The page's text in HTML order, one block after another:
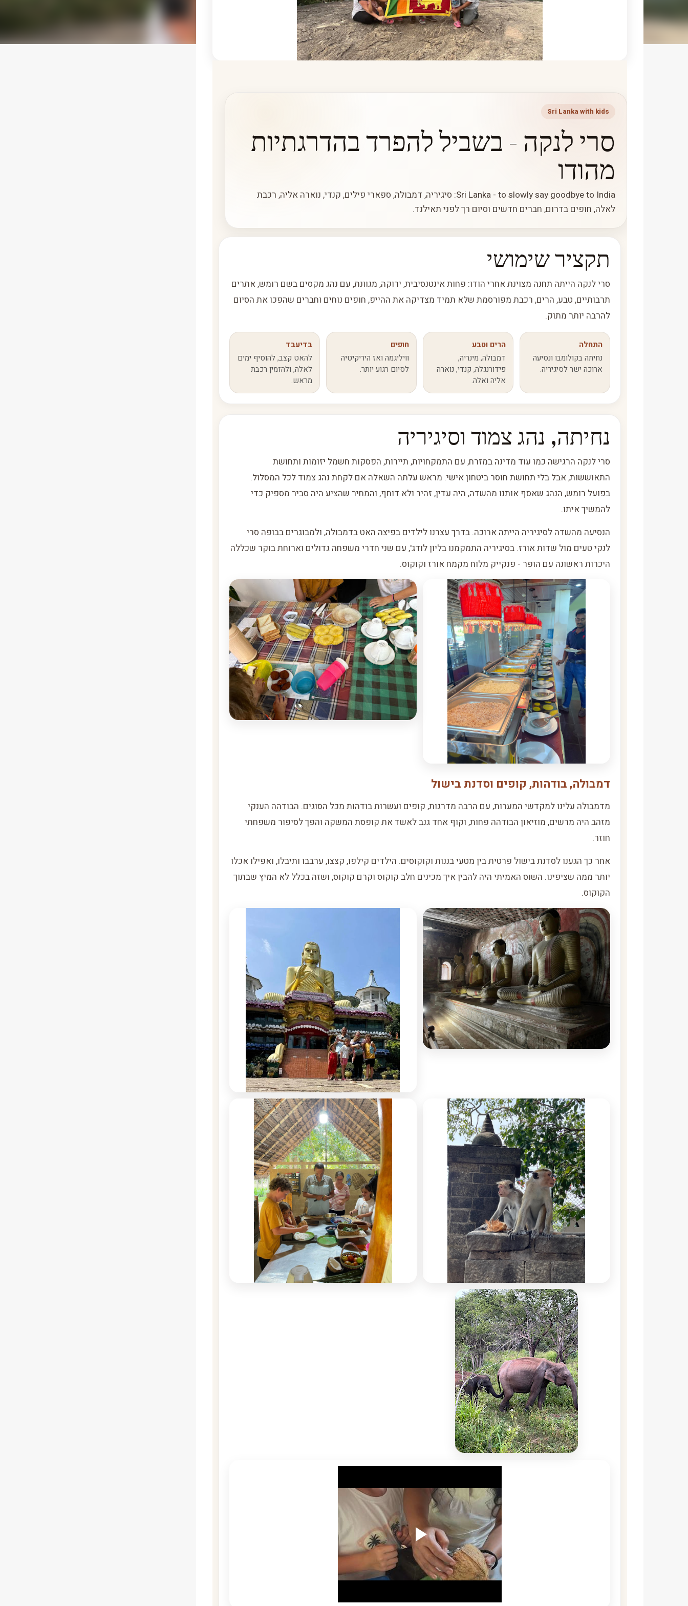
Sri Lanka with kids
סרי לנקה - בשביל להפרד בהדרגתיות
מהודו
Sri Lanka - to slowly say goodbye to India: סיגיריה, דמבולה, ספארי פילים, קנדי, נוארה אליה, רכבת
לאלה, חופים בדרום, חברים חדשים וסיום רך לפני תאילנד.
תקציר שימושי
סרי לנקה הייתה תחנה מצוינת אחרי הודו: פחות אינטנסיבית, ירוקה, מגוונת, עם נהג מקסים בשם רומש, אתרים
תרבותיים, טבע, הרים, רכבת מפורסמת שלא תמיד מצדיקה את ההייפ, חופים נוחים וחברים שהפכו את הסיום
להרבה יותר מתוק.
התחלה
נחיתה בקולומבו ונסיעה
ארוכה ישר לסיגיריה.
הרים וטבע
דמבולה, מינריה,
פידורנגלה, קנדי, נוארה
אליה ואלה.
חופים
וויליגמה ואז היריקיטיה
לסיום רגוע יותר.
בדיעבד
להאט קצב, להוסיף ימים
לאלה, ולהזמין רכבת
מראש.
נחיתה, נהג צמוד וסיגיריה
סרי לנקה הרגישה כמו עוד מדינה במזרח, עם התמקחויות, תיירות, הפסקות חשמל יזומות ותחושת
התאוששות, אבל בלי תחושת חוסר ביטחון אישי. מראש עלתה השאלה אם לקחת נהג צמוד לכל המסלול.
בפועל רומש, הנהג שאסף אותנו מהשדה, היה עדין, זהיר ולא דוחף, והמחיר שהציע היה סביר מספיק כדי
להמשיך איתו.
הנסיעה מהשדה לסיגיריה הייתה ארוכה. בדרך עצרנו לילדים בפיצה האט בדמבולה, ולמבוגרים בבופה סרי
לנקי טעים מול שדות אורז. בסיגיריה התמקמנו בליון לודג', עם שני חדרי משפחה גדולים וארוחת בוקר שכללה
היכרות ראשונה עם הופר - פנקייק מלוח מקמח אורז וקוקוס.
דמבולה, בודהות, קופים וסדנת בישול
מדמבולה עלינו למקדשי המערות, עם הרבה מדרגות, קופים ועשרות בודהות מכל הסוגים. הבודהה הענקי
מזהב היה מרשים, מוזיאון הבודהה פחות, וקוף אחד גנב לאשד את קופסת המשקה והפך לסיפור משפחתי
חוזר.
אחר כך הגענו לסדנת בישול פרטית בין מטעי בננות וקוקוסים. הילדים קילפו, קצצו, ערבבו ותיבלו, ואפילו אכלו
יותר ממה שציפינו. השוס האמיתי היה להבין איך מכינים חלב קוקוס וקרם קוקוס, ושזה בכלל לא המיץ שבתוך
הקוקוס.